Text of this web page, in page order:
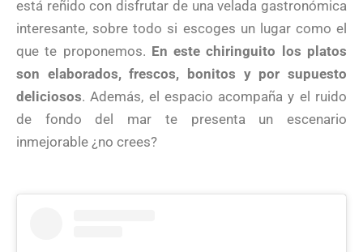
está reñido con disfrutar de una velada gastronómica
interesante, sobre todo si escoges un lugar como el
que te proponemos. En este chiringuito los platos
son elaborados, frescos, bonitos y por supuesto
deliciosos. Además, el espacio acompaña y el ruido
de fondo del mar te presenta un escenario
inmejorable ¿no crees?